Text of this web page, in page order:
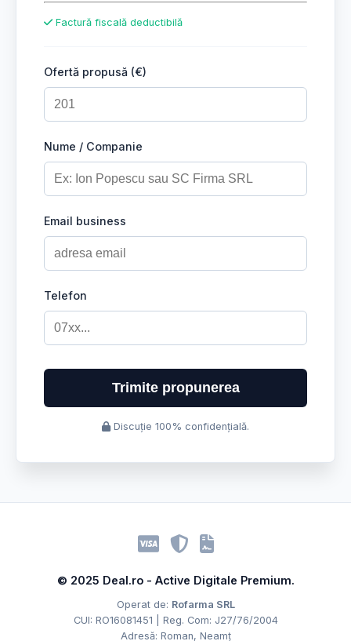
Factură fiscală deductibilă
Ofertă propusă (€)
Nume / Companie
Email business
Telefon
Trimite propunerea
Discuție 100% confidențială.
© 2025 Deal.ro - Active Digitale Premium.
Operat de: Rofarma SRL
CUI: RO16081451 | Reg. Com: J27/76/2004
Adresă: Roman, Neamț